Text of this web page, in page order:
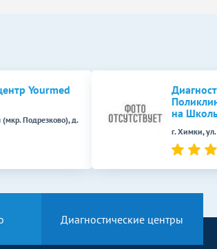
Yourmed
Подрезково), д.
на
г. Химки,
Диагностические центры